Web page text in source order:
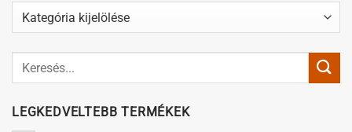
Kategóriák
LEGKEDVELTEBB TERMÉKEK